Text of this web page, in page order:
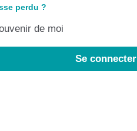
perdu ?
de moi
Se connecter